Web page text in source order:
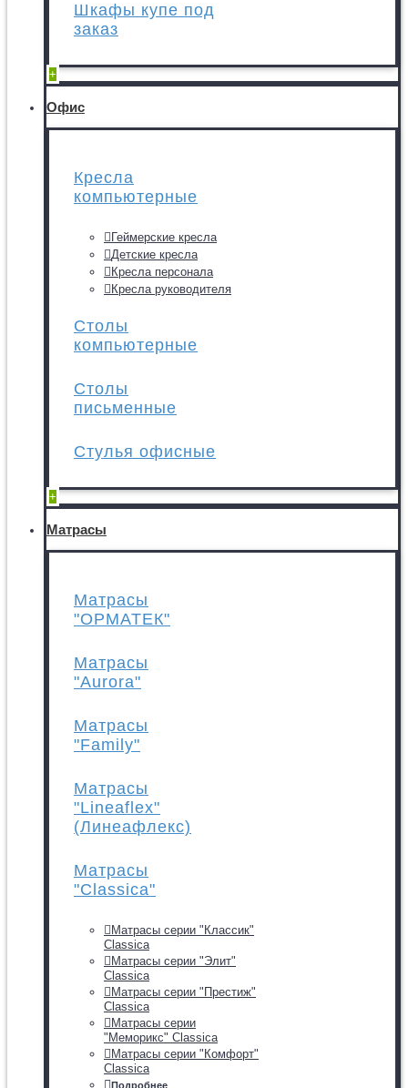
Шкафы купе под
заказ
+
Офис
Кресла
компьютерные
Геймерские кресла
Детские кресла
Кресла персонала
Кресла руководителя
Столы
компьютерные
Столы
письменные
Стулья офисные
+
Матрасы
Матрасы
"ОРМАТЕК"
Матрасы
"Aurora"
Матрасы
"Family"
Матрасы
"Lineaflex"
(Линеафлекс)
Матрасы
"Classica"
Матрасы серии "Классик"
Classica
Матрасы серии "Элит"
Classica
Матрасы серии "Престиж"
Classica
Матрасы серии
"Меморикс" Classica
Матрасы серии "Комфорт"
Classica
Подробнее